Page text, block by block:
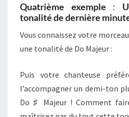
Quatrième exemple :
tonalité de dernière
Vous connaissez votre
une tonalité de Do Majeur :
Puis votre chanteuse
l’accompagner un demi-ton
Do ♯ Majeur ! Comment